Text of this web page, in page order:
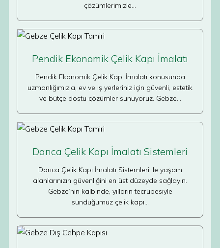
çözümlerimizle…
Pendik Ekonomik Çelik Kapı İmalatı
Pendik Ekonomik Çelik Kapı İmalatı konusunda
uzmanlığımızla, ev ve iş yerleriniz için güvenli, estetik
ve bütçe dostu çözümler sunuyoruz. Gebze…
Darıca Çelik Kapı İmalatı Sistemleri
Darıca Çelik Kapı İmalatı Sistemleri ile yaşam
alanlarınızın güvenliğini en üst düzeyde sağlayın.
Gebze’nin kalbinde, yılların tecrübesiyle
sunduğumuz çelik kapı…